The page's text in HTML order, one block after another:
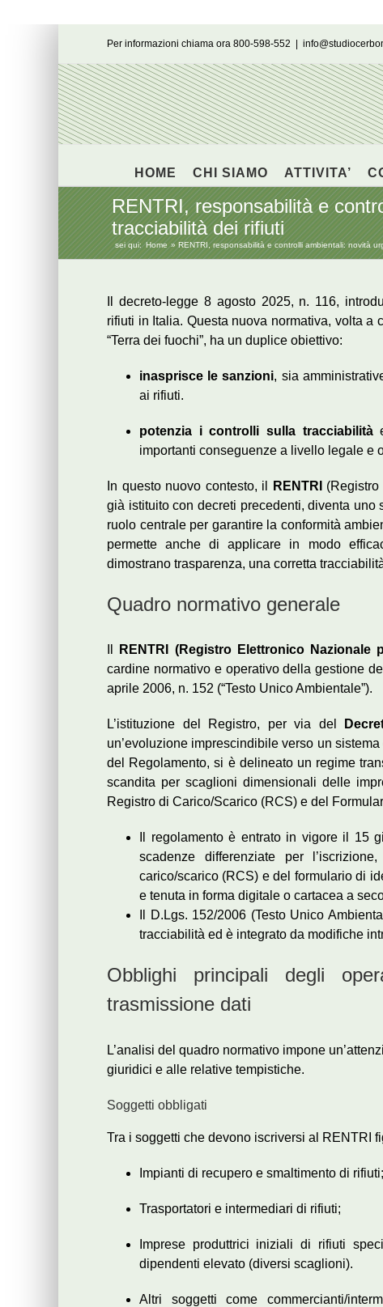
Per informazioni chiama ora 800-598-552
HOME CHI SIAMO ATTIVITA’
RENTRI, responsabilità e
tracciabilità dei rifiuti
sei qui: Home RENTRI, responsabilità e controlli ambientali: novità
Il decreto-legge 8 agosto 2025, n. 116,
rifiuti in Italia. Questa nuova normativa, volta a
“Terra dei fuochi”, ha un duplice obiettivo:
inasprisce le sanzioni, sia
ai rifiuti.
potenzia i controlli sulla tracciabilità
importanti conseguenze a livello legale e
In questo nuovo contesto, il RENTRI
già istituito con decreti precedenti, diventa
ruolo centrale per garantire la conformità
permette anche di applicare in modo
dimostrano trasparenza, una corretta
Quadro normativo generale
RENTRI (Registro Elettronico Nazionale
cardine normativo e operativo della gestione
aprile 2006, n. 152 (“Testo Unico Ambientale”).
L’istituzione del Registro, per via del
un’evoluzione imprescindibile verso un
del Regolamento, si è delineato un regime
scandita per scaglioni dimensionali delle
Registro di Carico/Scarico (RCS) e del
Il regolamento è entrato in vigore il 15
scadenze differenziate per
carico/scarico (RCS) e del formulario di
e tenuta in forma digitale o cartacea a
Il D.Lgs. 152/2006 (Testo Unico
tracciabilità ed è integrato da modifiche
Obblighi principali degli
trasmissione dati
L’analisi del quadro normativo impone
giuridici e alle relative tempistiche.
Soggetti obbligati
Tra i soggetti che devono iscriversi al RENTRI
Impianti di recupero e smaltimento di rifiuti;
Trasportatori e intermediari di rifiuti;
Imprese produttrici iniziali di rifiuti
dipendenti elevato (diversi scaglioni).
Altri soggetti come commercianti/